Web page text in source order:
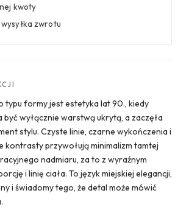
kwoty
zwrotu
typu formy jest estetyka lat 90., kiedy
być wyłącznie warstwą ukrytą, a zaczęła
stylu. Czyste linie, czarne wykończenia i
kontrasty przywołują minimalizm tamtej
nadmiaru, za to z wyraźnym
i linię ciała. To język miejskiej elegancji,
i świadomy tego, że detal może mówić